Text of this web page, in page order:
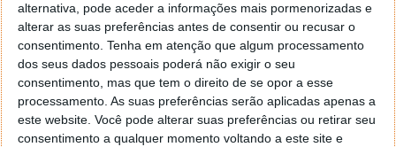
alternativa, pode aceder a informações mais pormenorizadas e
alterar as suas preferências antes de consentir ou recusar o
consentimento. Tenha em atenção que algum processamento
dos seus dados pessoais poderá não exigir o seu
consentimento, mas que tem o direito de se opor a esse
processamento. As suas preferências serão aplicadas apenas a
este website. Você pode alterar suas preferências ou retirar seu
consentimento a qualquer momento voltando a este site e
Vítor M.
7 de Novembro de 2005 às 11:21
@Rui
Tens de encontrar o que te falei. Faz da seguinte maneira,
janela iniciar e no topo dessa janela com o botão direito do
rato faz propriedades. Depois no separador Menu ‘Iniciar’
clica no botão ‘Personalizar’ aí encontrarás no separador
geral a opção para escolheres o Browser com que queres